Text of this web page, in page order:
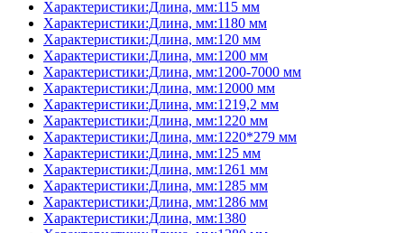
Характеристики:Длина, мм:115 мм
Характеристики:Длина, мм:1180 мм
Характеристики:Длина, мм:120 мм
Характеристики:Длина, мм:1200 мм
Характеристики:Длина, мм:1200-7000 мм
Характеристики:Длина, мм:12000 мм
Характеристики:Длина, мм:1219,2 мм
Характеристики:Длина, мм:1220 мм
Характеристики:Длина, мм:1220*279 мм
Характеристики:Длина, мм:125 мм
Характеристики:Длина, мм:1261 мм
Характеристики:Длина, мм:1285 мм
Характеристики:Длина, мм:1286 мм
Характеристики:Длина, мм:1380